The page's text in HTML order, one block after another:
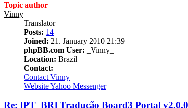
Topic author
Vinny
Translator
Posts: 14
Joined: 21. January 2010 21:39
phpBB.com User: _Vinny_
Location: Brazil
Contact:
Contact Vinny
WebsiteYahoo Messenger
Re: [PT_BR] Tradução Board3 Portal v2.0.0